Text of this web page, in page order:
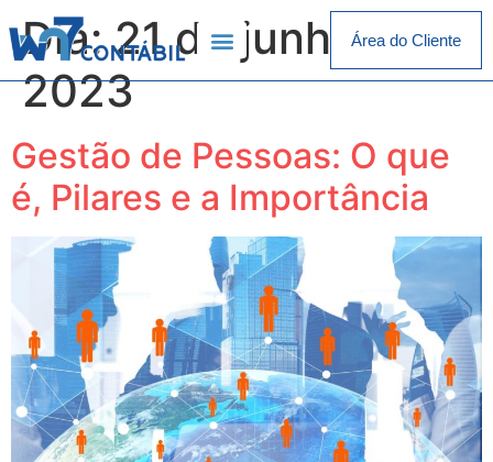
Área do Cliente
Dia:21 de junho de
2023
Gestão de Pessoas: O que
é, Pilares e a Importância